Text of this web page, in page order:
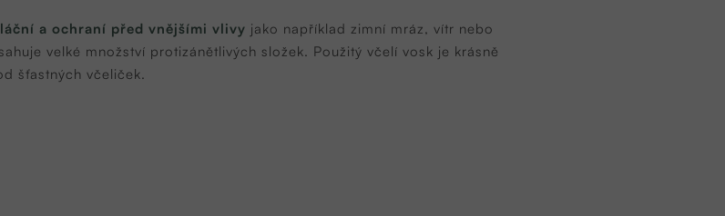
a ochraní před vnějšími vlivy jako například zimní mráz, vítr nebo
velké množství protizánětlivých složek. Použitý včelí vosk je krásně
šťastných včeliček.